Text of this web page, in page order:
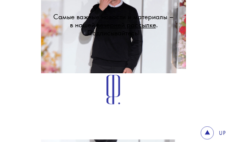
Самые важные новости и материалы –
в нашейвечерней рассылке.
Подписывайтесь!
UP